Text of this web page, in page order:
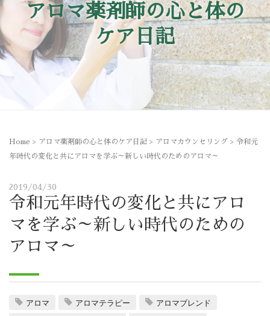
アロマ薬剤師の心と体の
ケア日記
Home > アロマ薬剤師の心と体のケア日記 > アロマカウンセリング > 令和元
年時代の変化と共にアロマを学ぶ～新しい時代のためのアロマ～
2019/04/30
令和元年時代の変化と共にアロ
マを学ぶ～新しい時代のための
アロマ～
アロマ アロマテラピー
アロマブレンド